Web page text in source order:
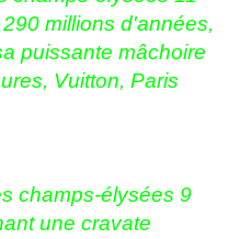
millions d'années,
puissante mâchoire
Vuitton, Paris
une cravate